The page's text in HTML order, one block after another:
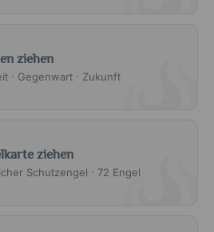
ziehen
· Gegenwart · Zukunft
ziehen
Schutzengel · 72 Engel